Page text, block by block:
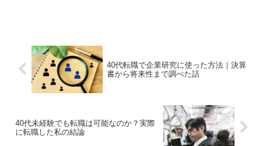
40代転職で企業研究に使った方法｜決算
書から将来性まで調べた話
40代未経験でも転職は可能なのか？実際
に転職した私の結論